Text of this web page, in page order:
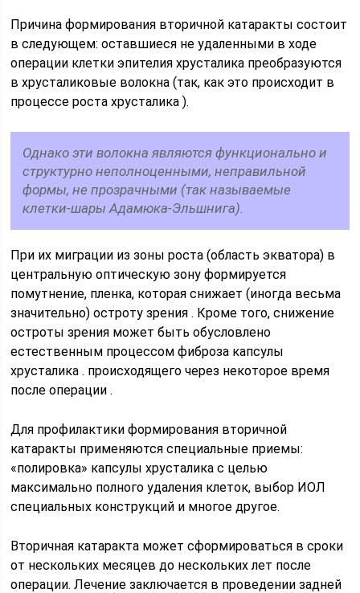
Причина формирования вторичной катаракты состоит
в следующем: оставшиеся не удаленными в ходе
операции клетки эпителия хрусталика преобразуются
в хрусталиковые волокна (так, как это происходит в
процессе роста хрусталика ).
Однако эти волокна являются функционально и
структурно неполноценными, неправильной
формы, не прозрачными (так называемые
клетки-шары Адамюка-Эльшнига).
При их миграции из зоны роста (область экватора) в
центральную оптическую зону формируется
помутнение, пленка, которая снижает (иногда весьма
значительно) остроту зрения . Кроме того, снижение
остроты зрения может быть обусловлено
естественным процессом фиброза капсулы
хрусталика . происходящего через некоторое время
после операции .
Для профилактики формирования вторичной
катаракты применяются специальные приемы:
«полировка» капсулы хрусталика с целью
максимально полного удаления клеток, выбор ИОЛ
специальных конструкций и многое другое.
Вторичная катаракта может сформироваться в сроки
от нескольких месяцев до нескольких лет после
операции. Лечение заключается в проведении задней